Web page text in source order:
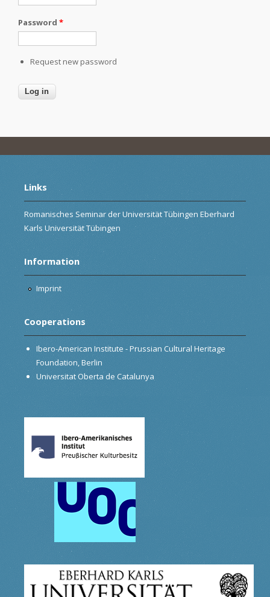
Password *
Request new password
Links
Romanisches Seminar der Universität Tübingen Eberhard
Karls Universität Tübingen
Information
Imprint
Cooperations
Ibero-American Institute - Prussian Cultural Heritage
Foundation, Berlin
Universitat Oberta de Catalunya